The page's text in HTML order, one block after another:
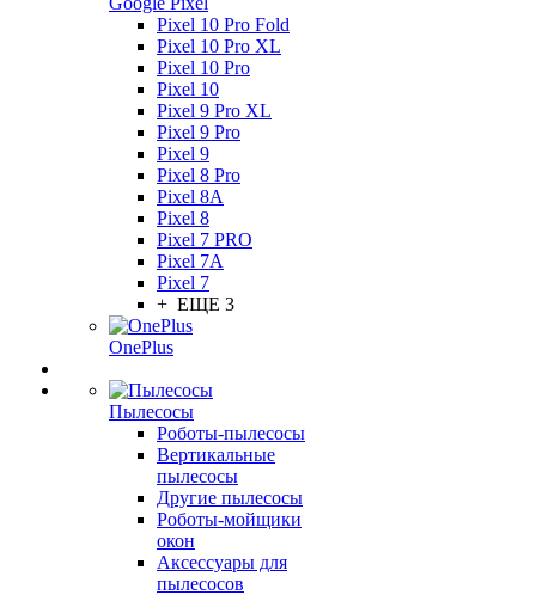
Pixel 10 Pro Fold
Pixel 10 Pro XL
Pixel 10 Pro
Pixel 10
Pixel 9 Pro XL
Pixel 9 Pro
Pixel 9
Pixel 8 Pro
Pixel 8A
Pixel 8
Pixel 7 PRO
Pixel 7A
Pixel 7
+ ЕЩЕ 3
OnePlus
Пылесосы
Роботы-пылесосы
Вертикальные
пылесосы
Другие пылесосы
Роботы-мойщики
окон
Аксессуары для
пылесосов